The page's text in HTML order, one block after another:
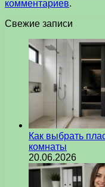
комментариев.
Свежие записи
Как выбрать
комнаты
20.06.2026